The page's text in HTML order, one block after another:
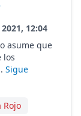
12:04
asume que
los
Sigue
Rojo